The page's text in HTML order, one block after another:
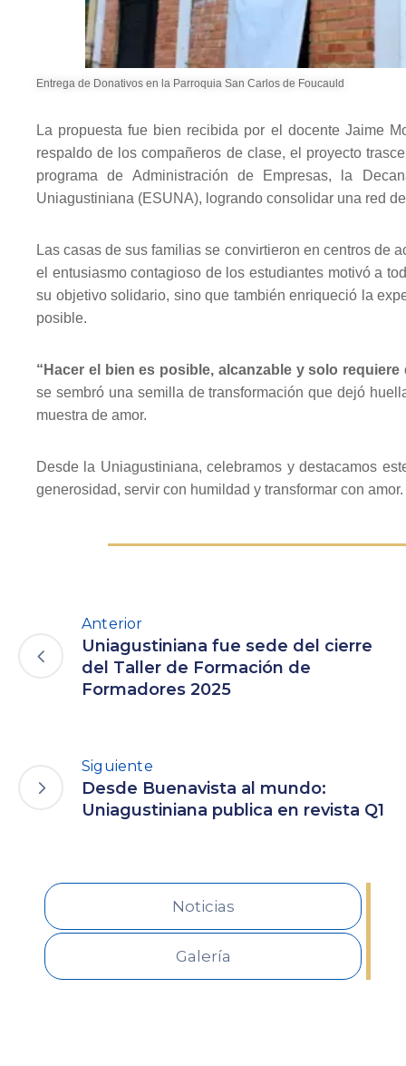
Entrega de Donativos en la Parroquia San Carlos de Foucauld
La propuesta fue bien recibida por el docente Jaime
respaldo de los compañeros de clase, el proyecto
programa de Administración de Empresas, la
Uniagustiniana (ESUNA), logrando consolidar una red
Las casas de sus familias se convirtieron en centros de
el entusiasmo contagioso de los estudiantes motivó a
su objetivo solidario, sino que también enriqueció la
posible.
“Hacer el bien es posible, alcanzable y solo requiere
se sembró una semilla de transformación que dejó
muestra de amor.
Desde la Uniagustiniana, celebramos y destacamos
generosidad, servir con humildad y transformar con amor.
Anterior
Uniagustiniana fue sede del cierre
del Taller de Formación de
Formadores 2025
Siguiente
Desde Buenavista al mundo:
Uniagustiniana publica en revista Q1
Noticias
Galería